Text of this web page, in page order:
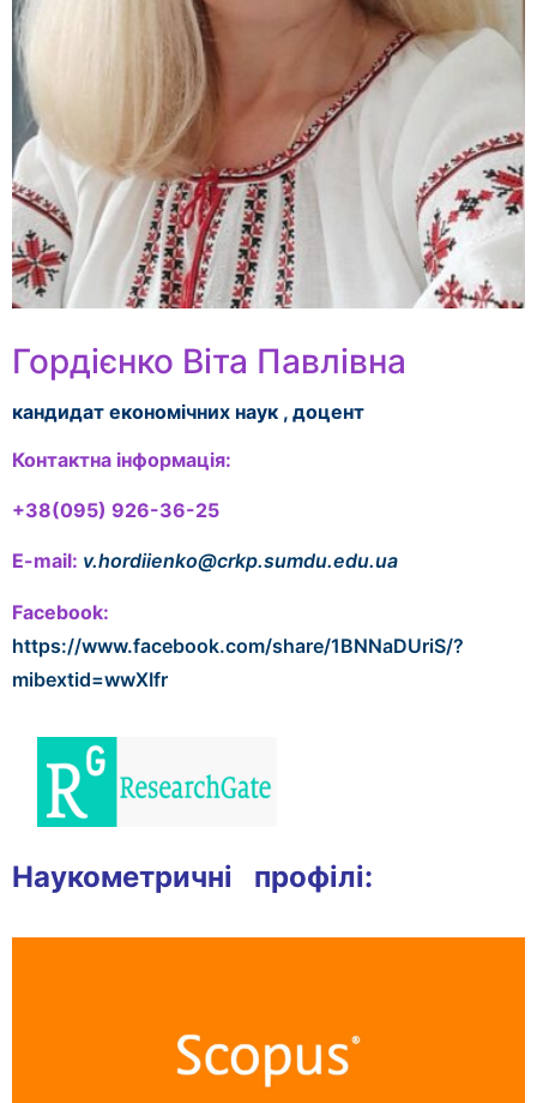
Гордієнко Віта Павлівна
кандидат економічних наук , доцент
Контактна інформація:
+38(095) 926-36-25
E-mail: v.hordiienko@crkp.sumdu.edu.ua
Facebook:
https://www.facebook.com/share/1BNNaDUriS/?
mibextid=wwXIfr
Наукометричні профілі: